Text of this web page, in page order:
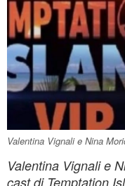
Valentina Vignali e Nina
Valentina Vignali e
cast di Temptation